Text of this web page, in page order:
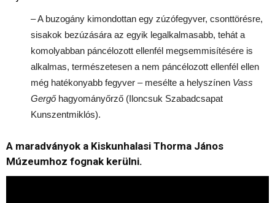
– A buzogány kimondottan egy zúzófegyver, csonttörésre,
sisakok bezúzására az egyik legalkalmasabb, tehát a
komolyabban páncélozott ellenfél megsemmisítésére is
alkalmas, természetesen a nem páncélozott ellenfél ellen
még hatékonyabb fegyver – mesélte a helyszínen Vass
Gergőhagyományőrző (Iloncsuk Szabadcsapat
Kunszentmiklós).
A maradványok a Kiskunhalasi Thorma János
Múzeumhoz fognak kerülni.